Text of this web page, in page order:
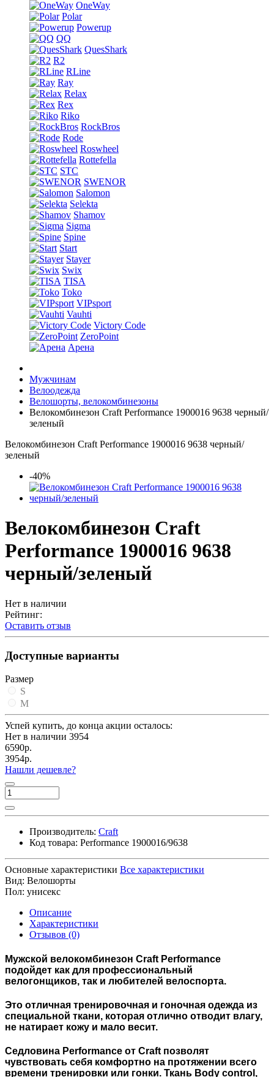
OneWay
Polar
Powerup
QQ
QuesShark
R2
RLine
Ray
Relax
Rex
Riko
RockBros
Rode
Roswheel
Rottefella
STC
SWENOR
Salomon
Selekta
Shamov
Sigma
Spine
Start
Stayer
Swix
TISA
Toko
VIPsport
Vauhti
Victory Code
ZeroPoint
Арена
Мужчинам
Велоодежда
Велошорты, велокомбинезоны
Велокомбинезон Craft Performance 1900016 9638 черный/
зеленый
Велокомбинезон Craft Performance 1900016 9638 черный/
зеленый
-40%
Велокомбинезон Craft
Performance 1900016 9638
черный/зеленый
Нет в наличии
Рейтинг:
Оставить отзыв
Доступные варианты
Размер
S
M
Успей купить, до конца акции осталось:
Нет в наличии 3954
6590р.
3954р.
Нашли дешевле?
Производитель: Craft
Код товара: Performance 1900016/9638
Основные характеристики Все характеристики
Вид: Велошорты
Пол: унисекс
Описание
Характеристики
Отзывов (0)
Мужской велокомбинезон Craft Performance
подойдет как для профессиональный
велогонщиков, так и любителей велоспорта.
Это отличная тренировочная и гоночная одежда из
специальной ткани, которая отлично отводит влагу,
не натирает кожу и мало весит.
Седловина Performance от Craft позволят
чувствовать себя комфортно на протяжении всего
времени тренировки или гонки. Ткань Body control,